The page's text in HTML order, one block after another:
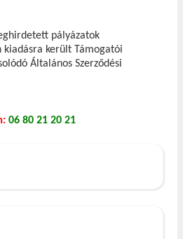
pályázatok
kiadásra került Támogatói
Általános Szerződési
06 80 21 20 21